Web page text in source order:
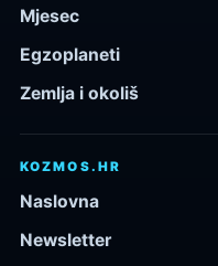
Mjesec
Egzoplaneti
Zemlja i okoliš
KOZMOS.HR
Naslovna
Newsletter